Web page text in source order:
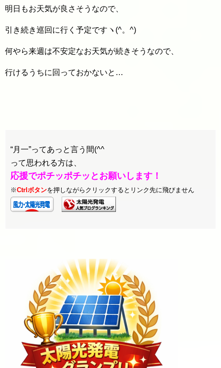
明日もお天気が良さそうなので、
引き続き巡回に行く予定ですヽ(^。^)
何やら来週は不安定なお天気が続きそうなので、
行けるうちに回っておかないと…
“月一”ってあっと言う間(^^ゞ
って思われる方は、
応援でポチッポチッとお願いします！
※Ctrlボタンを押しながらクリックするとリンク先に飛びません